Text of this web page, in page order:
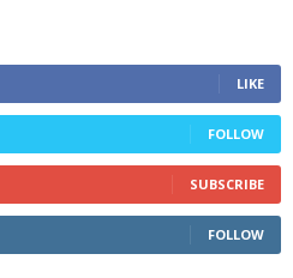
LIKE
FOLLOW
SUBSCRIBE
FOLLOW